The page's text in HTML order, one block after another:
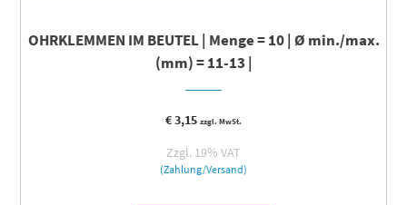
OHRKLEMMEN IM BEUTEL | Menge = 10 | Ø min./max.
(mm) = 11-13 |
€3,15 zzgl. MwSt.
Zzgl. 19% VAT
(Zahlung/Versand)